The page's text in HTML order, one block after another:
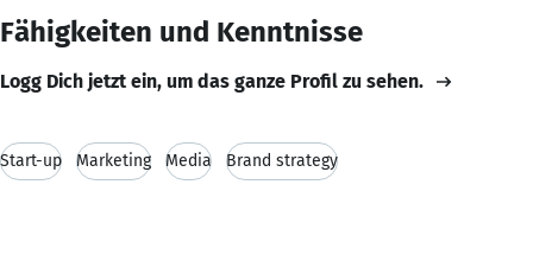
Fähigkeiten und Kenntnisse
Logg Dich jetzt ein, um das ganze Profil zu sehen.
Start-up Marketing Media Brand strategy